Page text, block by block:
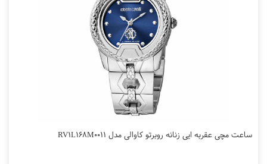
ساعت مچی عقربه ایی زنانه روبرتو کاوالی مدل RV1L168M0011